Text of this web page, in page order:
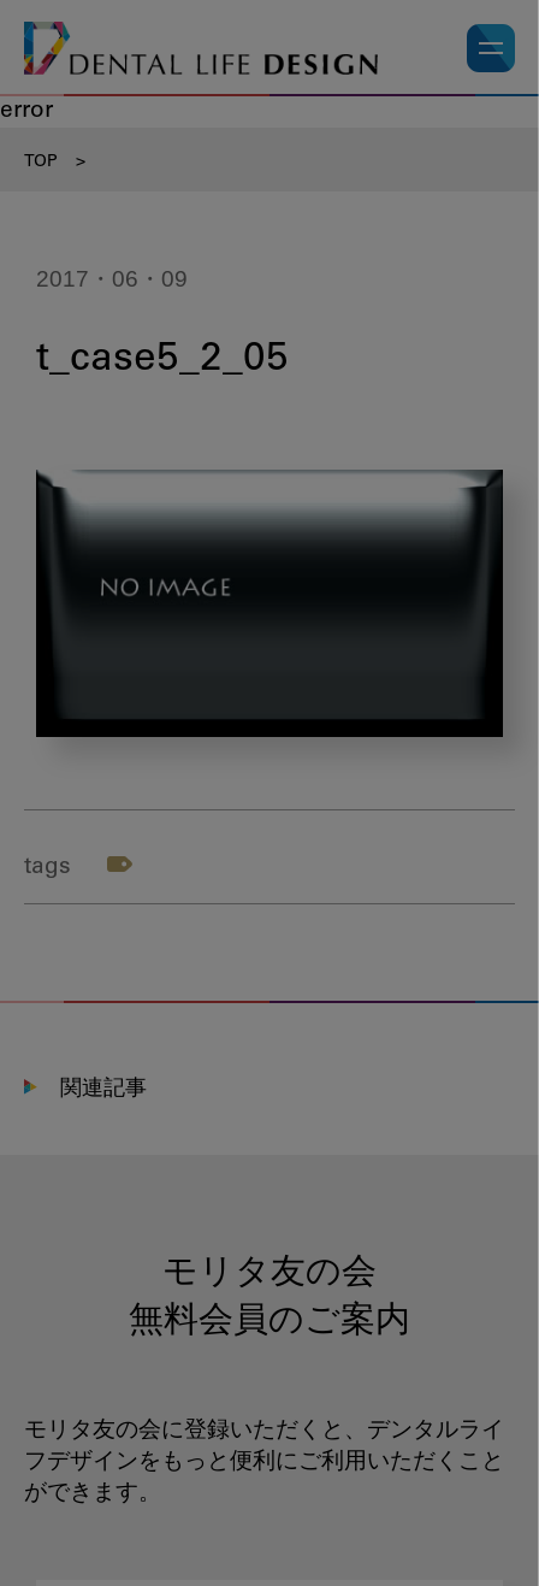
error
TOP >
2017・06・09
t_case5_2_05
tags
関連記事
モリタ友の会
無料会員のご案内
モリタ友の会に登録いただくと、デンタルライ
フデザインをもっと便利にご利用いただくこと
ができます。